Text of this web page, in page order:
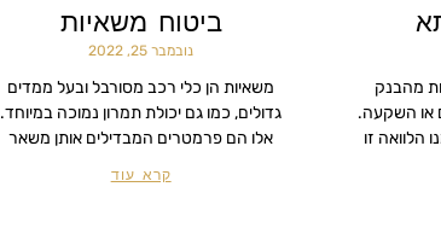
מהבנק
או השקעה.
הלוואה זו
ביטוח משאיות
נובמבר 25, 2022
משאיות הן כלי רכב מסורבל ובעל ממדים
גדולים, כמו גם יכולת תמרון נמוכה במיוחד.
אלו הם פרמטרים המבדילים אותן משאר
קרא עוד